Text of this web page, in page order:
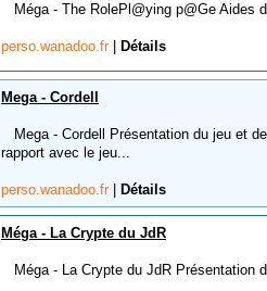
Méga - The RolePl@ying p@Ge Aides
perso.wanadoo.fr Détails
Mega - Cordell
Mega - Cordell Présentation du jeu et
rapport avec le jeu...
perso.wanadoo.fr Détails
Méga - La Crypte du JdR
Méga - La Crypte du JdR Présentation